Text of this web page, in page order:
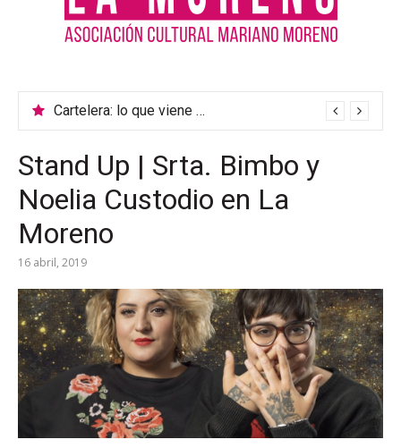
Cartelera: lo que viene en el teatro de La Moreno
Stand Up | Srta. Bimbo y
Noelia Custodio en La
Moreno
16 abril, 2019